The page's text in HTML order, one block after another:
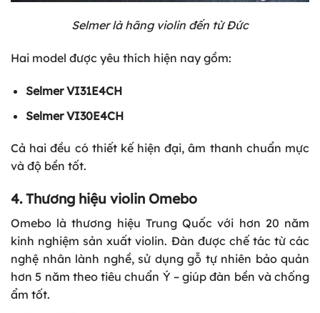
Selmer là hãng violin đến từ Đức
Hai model được yêu thích hiện nay gồm:
Selmer VI31E4CH
Selmer VI30E4CH
Cả hai đều có thiết kế hiện đại, âm thanh chuẩn mực
và độ bền tốt.
4. Thương hiệu violin Omebo
Omebo là thương hiệu Trung Quốc với hơn 20 năm
kinh nghiệm sản xuất violin. Đàn được chế tác từ các
nghệ nhân lành nghề, sử dụng gỗ tự nhiên bảo quản
hơn 5 năm theo tiêu chuẩn Ý – giúp đàn bền và chống
ẩm tốt.